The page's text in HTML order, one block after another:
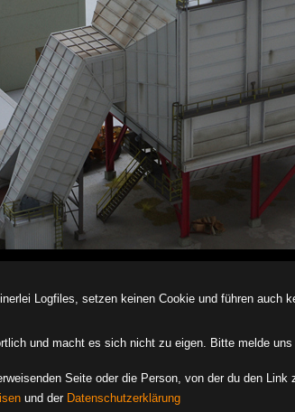
Logfiles, setzen keinen Cookie und führen auch
und macht es sich nicht zu eigen. Bitte melde
Seite oder die Person, von der du den Link
und der Datenschutzerklärung